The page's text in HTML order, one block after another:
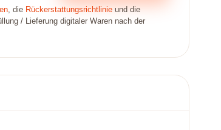
, die Rückerstattungsrichtlinie und die
/ Lieferung digitaler Waren nach der